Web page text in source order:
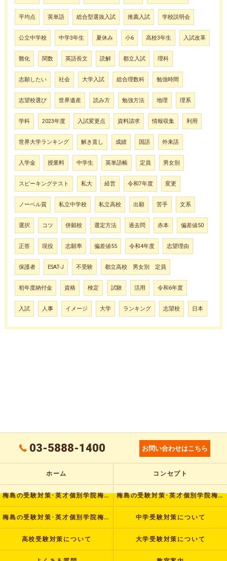
平均点 英単語 総合型選抜入試 推薦入試 学校説明会
公立中学校 中学3年生 夏休み 小6 高校3年生 入試改革
難化 関数 英語長文 読解 都立入試 理科
志願したい 社会 大学入試 総合理数科 勉強時間
志望校選び 世界遺産 読み方 勉強方法 地理 理系
学科 2023年度 入試変更点 資料請求 情報収集 利用
世界大学ランキング 解き直し 成績 国語 外来語
入学金 授業料 中学生 英単語帳 定員 男女別
スピーキングテスト 私大 経営 令和7年度 変更
ノーベル賞 私立中学校 私立高校 出願 苦手 文系
選択 コツ 併願校 選定方法 過去問 赤本 偏差値50
正答 現役 志願率 偏差値55 令和4年度 志望理由
保護者 ESAT-J 不受験 都立高校 男女別 定員
初年度納付金 資格 検定 試験 活用 令和6年度
入試 人事 イメージ 大学 ランキング 志望校 日本
03-5888-1400 お問い合わせはこちら
ホーム コンセプト
梅島の受験対策･英才個別学院梅島校の口コミ情報 梅島の受験対策･英才個別学院梅島校の評判
梅島の受験対策･英才個別学院梅島校のお客様の声 中学受験対策について
高校受験対策について 大学受験対策について